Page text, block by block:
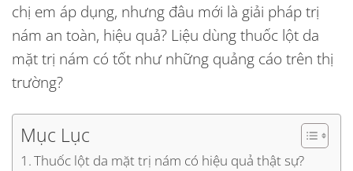
chị em áp dụng, nhưng đâu mới là giải pháp trị
nám an toàn, hiệu quả? Liệu dùng thuốc lột da
mặt trị nám có tốt như những quảng cáo trên thị
trường?
Mục Lục
Thuốc lột da mặt trị nám có hiệu quả thật sự?